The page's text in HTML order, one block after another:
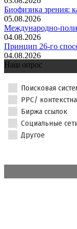
Биофизика зрения:
05.08.2026
Международно-
04.08.2026
Принцип 26-го
04.08.2026
Наш опрос
Поисковая
PPC/
Биржа ссылок
Социальные
Другое